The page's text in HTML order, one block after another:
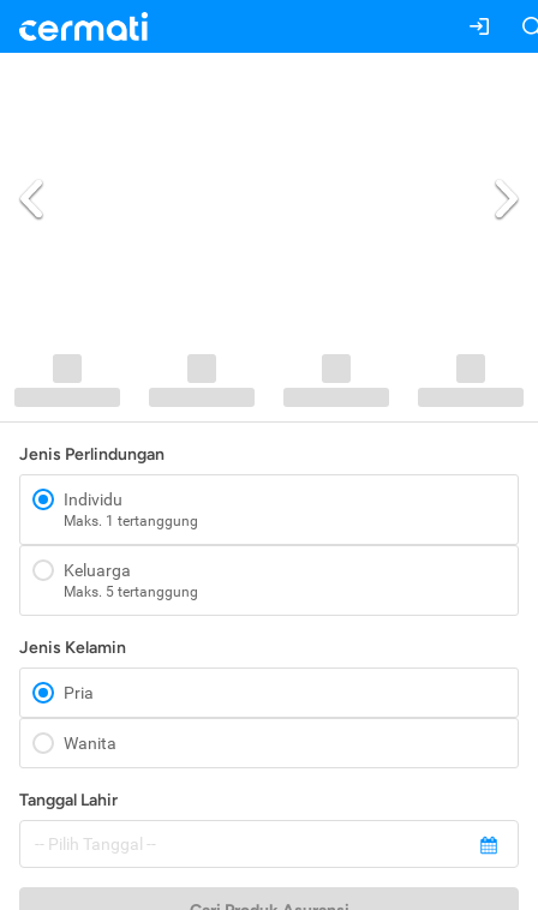
Jenis Perlindungan
Individu
Maks. 1 tertanggung
Keluarga
Maks. 5 tertanggung
Jenis Kelamin
Pria
Wanita
Tanggal Lahir